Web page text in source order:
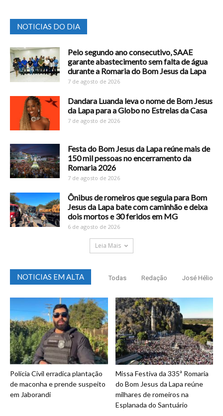
NOTICIAS DO DIA
Pelo segundo ano consecutivo, SAAE
garante abastecimento sem falta de água
durante a Romaria do Bom Jesus da Lapa
7 de agosto de 2026
Dandara Luanda leva o nome de Bom Jesus
da Lapa para a Globo no Estrelas da Casa
7 de agosto de 2026
Festa do Bom Jesus da Lapa reúne mais de
150 mil pessoas no encerramento da
Romaria 2026
7 de agosto de 2026
Ônibus de romeiros que seguia para Bom
Jesus da Lapa bate com caminhão e deixa
dois mortos e 30 feridos em MG
6 de agosto de 2026
Leia Mais
NOTICIAS EM ALTA Todas Redação José Hélio
Polícia Civil erradica plantação
de maconha e prende suspeito
em Jaborandi
Missa Festiva da 335ª Romaria
do Bom Jesus da Lapa reúne
milhares de romeiros na
Esplanada do Santuário